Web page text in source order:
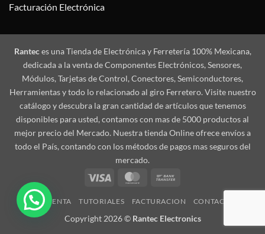
Facturación Electrónica
Ranteces una Tienda de Electrónica y Ferretería 100% Mexicana,
dedicada a la venta de Componentes Electrónicos, Sensores,
Módulos, Tarjetas de Control, Conectores, Semiconductores,
Herramientas y todo lo relacionado al giro Ferretero. Visite nuestro
catálogo y descubra la gran cantidad de artículos que tenemos
disponibles para usted, contamos con mas de 5000 productos al
mejor precio del Mercado. Nuestra tienda Online ofrece envíos a
todo el País, contando con los métodos de pagos mas seguros del
mercado.
Visa
MasterCard
MI CUENTA TUTORIALES FACTURACION CONTACTO
Copyright 2026 © Rantec Electronics